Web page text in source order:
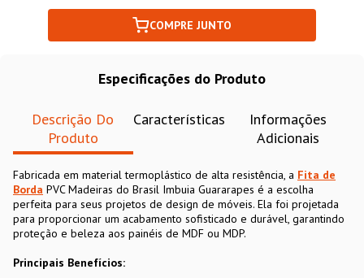
COMPRE JUNTO
Especificações do Produto
Descrição Do
Produto
Características
Informações
Adicionais
Fabricada em material termoplástico de alta resistência, a Fita de
Borda PVC Madeiras do Brasil Imbuia Guararapes é a escolha
perfeita para seus projetos de design de móveis. Ela foi projetada
para proporcionar um acabamento sofisticado e durável, garantindo
proteção e beleza aos painéis de MDF ou MDP.
Principais Benefícios: